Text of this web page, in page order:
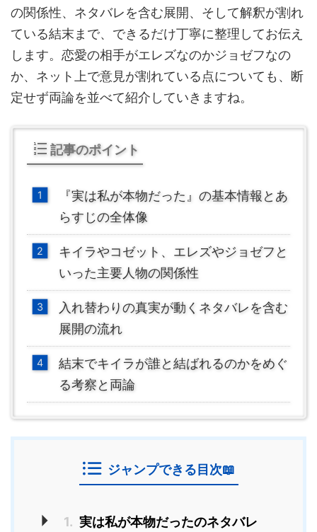
の関係性、ネタバレを含む展開、そして解釈が割れ
ている結末まで、できるだけ丁寧に整理してお伝え
します。恋愛の相手がエレズなのかジョゼフなの
か、ネット上で意見が割れている点についても、断
定せず両論を並べて紹介していきますね。
記事のポイント
『実は私が本物だった』の基本情報とあ
らすじの全体像
キイラやコゼット、エレズやジョゼフと
いった主要人物の関係性
入れ替わりの真実が動くネタバレを含む
展開の流れ
結末でキイラが誰と結ばれるのかをめぐ
る考察と両論
ジャンプできる目次📖
1. 実は私が本物だったのネタバレ